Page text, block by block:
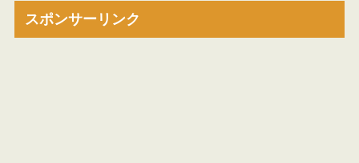
スポンサーリンク